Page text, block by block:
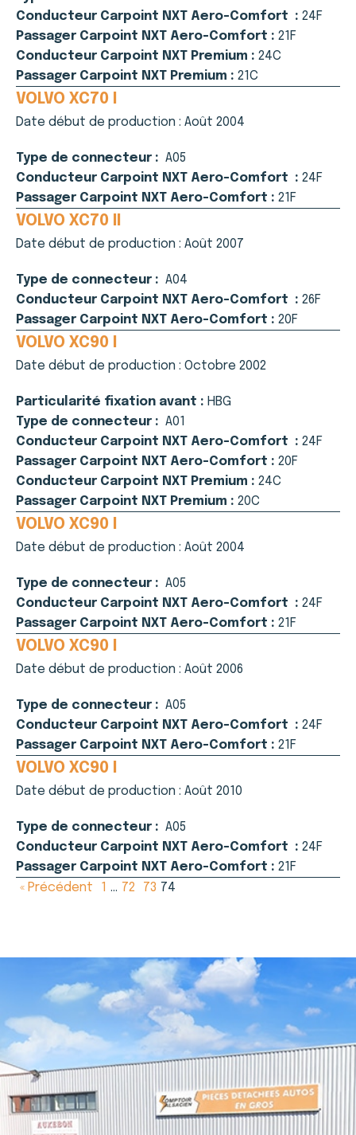
Conducteur Carpoint NXT Aero-Comfort : 24F
Passager Carpoint NXT Aero-Comfort : 21F
Conducteur Carpoint NXT Premium : 24C
Passager Carpoint NXT Premium : 21C
VOLVO XC70 I
Date début de production : Août 2004
Type de connecteur : A05
Conducteur Carpoint NXT Aero-Comfort : 24F
Passager Carpoint NXT Aero-Comfort : 21F
VOLVO XC70 II
Date début de production : Août 2007
Type de connecteur : A04
Conducteur Carpoint NXT Aero-Comfort : 26F
Passager Carpoint NXT Aero-Comfort : 20F
VOLVO XC90 I
Date début de production : Octobre 2002
Particularité fixation avant : HBG
Type de connecteur : A01
Conducteur Carpoint NXT Aero-Comfort : 24F
Passager Carpoint NXT Aero-Comfort : 20F
Conducteur Carpoint NXT Premium : 24C
Passager Carpoint NXT Premium : 20C
VOLVO XC90 I
Date début de production : Août 2004
Type de connecteur : A05
Conducteur Carpoint NXT Aero-Comfort : 24F
Passager Carpoint NXT Aero-Comfort : 21F
VOLVO XC90 I
Date début de production : Août 2006
Type de connecteur : A05
Conducteur Carpoint NXT Aero-Comfort : 24F
Passager Carpoint NXT Aero-Comfort : 21F
VOLVO XC90 I
Date début de production : Août 2010
Type de connecteur : A05
Conducteur Carpoint NXT Aero-Comfort : 24F
Passager Carpoint NXT Aero-Comfort : 21F
« Précédent
1 … 72 73 74